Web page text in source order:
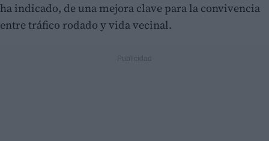
ha indicado, de una mejora clave para la convivencia
entre tráfico rodado y vida vecinal.